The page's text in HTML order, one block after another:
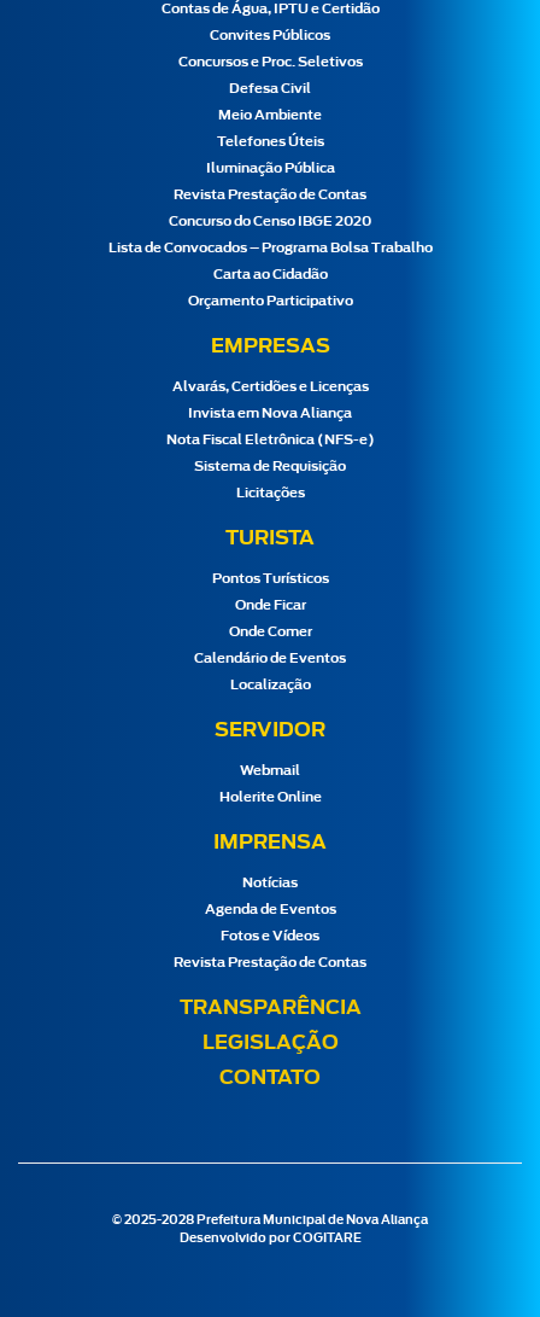
Contas de Água, IPTU e Certidão
Convites Públicos
Concursos e Proc. Seletivos
Defesa Civil
Meio Ambiente
Telefones Úteis
Iluminação Pública
Revista Prestação de Contas
Concurso do Censo IBGE 2020
Lista de Convocados – Programa Bolsa Trabalho
Carta ao Cidadão
Orçamento Participativo
EMPRESAS
Alvarás, Certidões e Licenças
Invista em Nova Aliança
Nota Fiscal Eletrônica (NFS-e)
Sistema de Requisição
Licitações
TURISTA
Pontos Turísticos
Onde Ficar
Onde Comer
Calendário de Eventos
Localização
SERVIDOR
Webmail
Holerite Online
IMPRENSA
Notícias
Agenda de Eventos
Fotos e Vídeos
Revista Prestação de Contas
TRANSPARÊNCIA
LEGISLAÇÃO
CONTATO
© 2025-2028 Prefeitura Municipal de Nova Aliança
Desenvolvido por COGITARE